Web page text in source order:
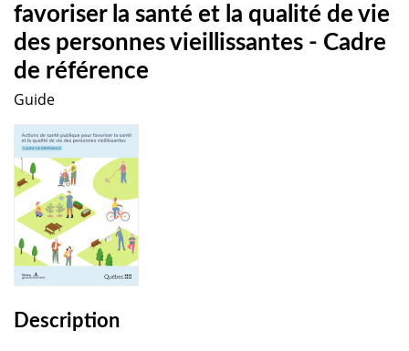
favoriser la santé et la qualité de vie
des personnes vieillissantes - Cadre
de référence
Guide
Description